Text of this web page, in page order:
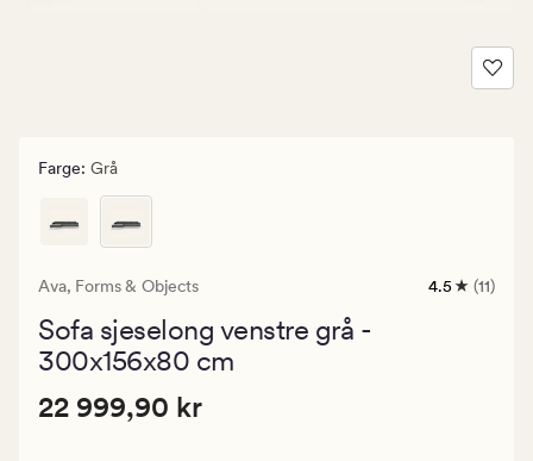
Farge: Grå
Ava, Forms & Objects
11
4.5 (11)
Sofa sjeselong venstre grå -
300x156x80 cm
Pris
Pris 22 999,90 kr
22 999,90 kr